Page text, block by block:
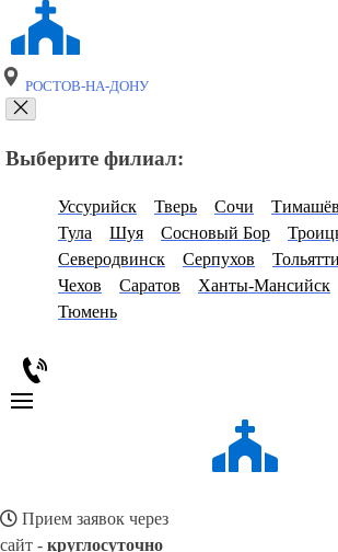
РОСТОВ-НА-ДОНУ
Выберите филиал:
Уссурийск Тверь Сочи
Тула
Шуя Сосновый Бор
Северодвинск
Серпухов Тольятти
Чехов
Саратов Ханты-Мансийск
Тюмень
Прием заявок через
сайт - круглосуточно